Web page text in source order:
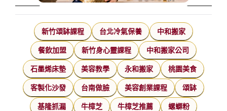
新竹頌缽課程 台北冷氣保養 中和搬家
餐飲加盟 新竹身心靈課程 中和搬家公司
石墨烯床墊 美容教學 永和搬家 桃園美食
客製化沙發 台南做臉 美容創業課程 頌缽
基隆抓漏 牛樟芝 牛樟芝推薦 螺螄粉